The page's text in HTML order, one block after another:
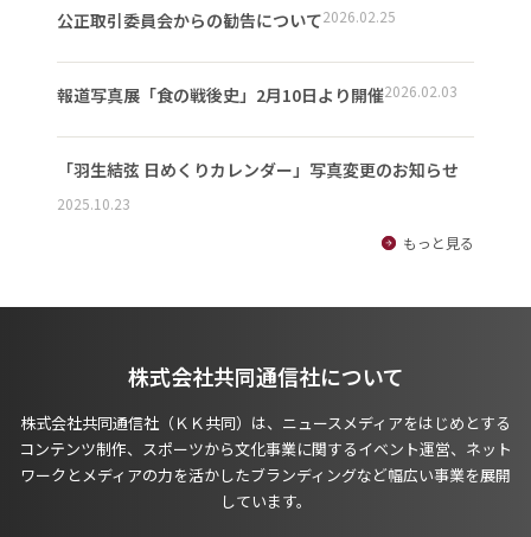
公正取引委員会からの勧告について2026.02.25
報道写真展「食の戦後史」2月10日より開催2026.02.03
「羽生結弦 日めくりカレンダー」写真変更のお知らせ
2025.10.23
もっと見る
株式会社共同通信社について
株式会社共同通信社（ＫＫ共同）は、ニュースメディアをはじめとする
コンテンツ制作、スポーツから文化事業に関するイベント運営、ネット
ワークとメディアの力を活かしたブランディングなど幅広い事業を展開
しています。